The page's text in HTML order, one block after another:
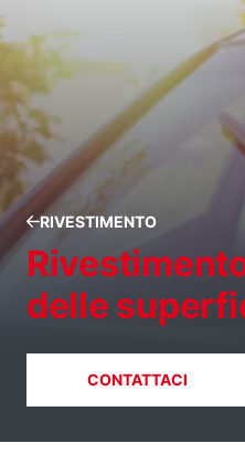
RIVESTIMENTO
delle
CONTATTACI